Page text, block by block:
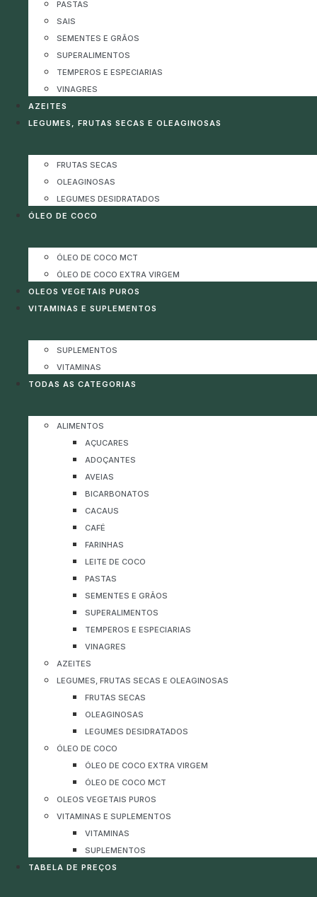
PASTAS
SAIS
SEMENTES E GRÃOS
SUPERALIMENTOS
TEMPEROS E ESPECIARIAS
VINAGRES
AZEITES
LEGUMES, FRUTAS SECAS E OLEAGINOSAS
FRUTAS SECAS
OLEAGINOSAS
LEGUMES DESIDRATADOS
ÓLEO DE COCO
ÓLEO DE COCO MCT
ÓLEO DE COCO EXTRA VIRGEM
OLEOS VEGETAIS PUROS
VITAMINAS E SUPLEMENTOS
SUPLEMENTOS
VITAMINAS
TODAS AS CATEGORIAS
ALIMENTOS
AÇUCARES
ADOÇANTES
AVEIAS
BICARBONATOS
CACAUS
CAFÉ
FARINHAS
LEITE DE COCO
PASTAS
SEMENTES E GRÃOS
SUPERALIMENTOS
TEMPEROS E ESPECIARIAS
VINAGRES
AZEITES
LEGUMES, FRUTAS SECAS E OLEAGINOSAS
FRUTAS SECAS
OLEAGINOSAS
LEGUMES DESIDRATADOS
ÓLEO DE COCO
ÓLEO DE COCO EXTRA VIRGEM
ÓLEO DE COCO MCT
OLEOS VEGETAIS PUROS
VITAMINAS E SUPLEMENTOS
VITAMINAS
SUPLEMENTOS
TABELA DE PREÇOS